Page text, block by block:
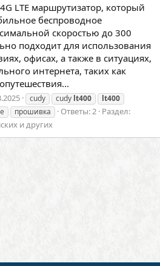
LTE маршрутизатор, который
беспроводное
скоростью до 300
подходит для использования
офисах, а также в ситуациях,
интернета, таких как
cudy cudy lt400
lt400
прошивка Ответы: 2 Раздел:
и других